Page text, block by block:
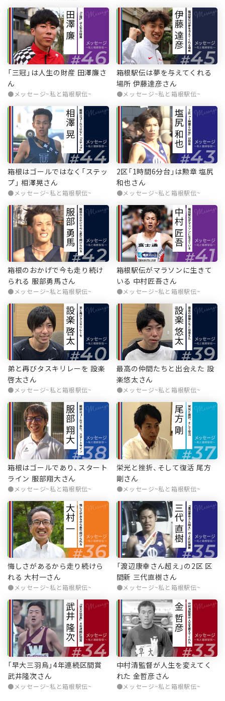
「三冠」は人生の財産 田澤廉さ
ん
メッセージ~私と箱根駅伝~
箱根駅伝は夢を与えてくれる
場所 伊藤達彦さん
メッセージ~私と箱根駅伝~
箱根はゴールではなく「ステッ
プ」 相澤晃さん
メッセージ~私と箱根駅伝~
2区「1時間6分台」は勲章 塩尻
和也さん
メッセージ~私と箱根駅伝~
箱根のおかげで今も走り続け
られる 服部勇馬さん
メッセージ~私と箱根駅伝~
箱根駅伝がマラソンに生きて
いる 中村匠吾さん
メッセージ~私と箱根駅伝~
弟と再びタスキリレーを 設楽
啓太さん
メッセージ~私と箱根駅伝~
最高の仲間たちと出会えた 設
楽悠太さん
メッセージ~私と箱根駅伝~
箱根はゴールであり、スタート
ライン 服部翔大さん
メッセージ~私と箱根駅伝~
栄光と挫折、そして復活 尾方
剛さん
メッセージ~私と箱根駅伝~
悔しさがあるから走り続けら
れる 大村一さん
メッセージ~私と箱根駅伝~
「渡辺康幸さん超え」の2区 区
間新 三代直樹さん
メッセージ~私と箱根駅伝~
「早大三羽烏」4年連続区間賞
武井隆次さん
メッセージ~私と箱根駅伝~
中村清監督が人生を変えてく
れた 金哲彦さん
メッセージ~私と箱根駅伝~